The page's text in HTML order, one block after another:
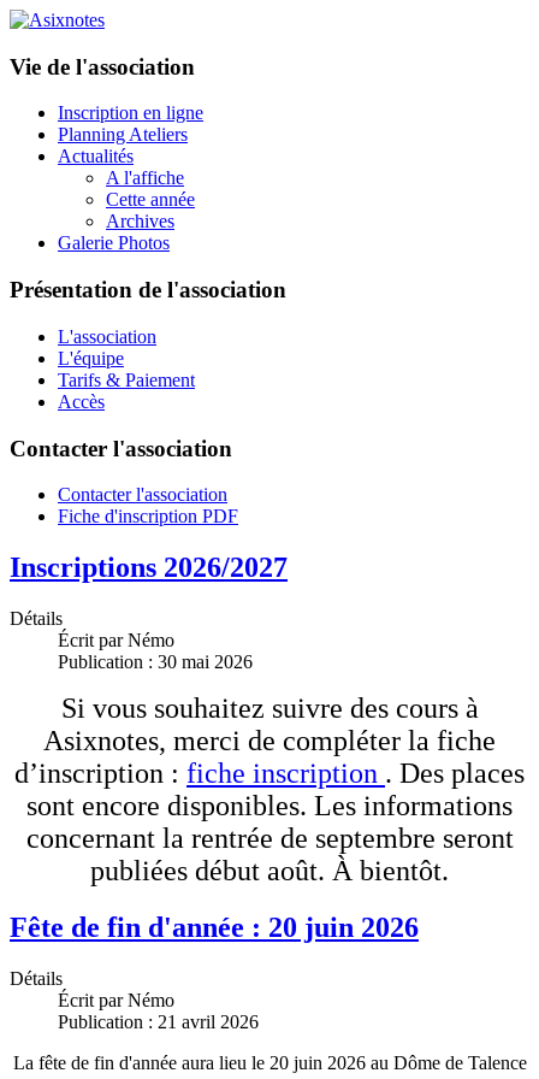
Vie de l'association
Inscription en ligne
Planning Ateliers
Actualités
A l'affiche
Cette année
Archives
Galerie Photos
Présentation de l'association
L'association
L'équipe
Tarifs & Paiement
Accès
Contacter l'association
Contacter l'association
Fiche d'inscription PDF
Inscriptions 2026/2027
Détails
Écrit parNémo
Publication : 30 mai 2026
Si vous souhaitez suivre des cours à
Asixnotes, merci de compléter la fiche
d’inscription : fiche inscription . Des places
sont encore disponibles. Les informations
concernant la rentrée de septembre seront
publiées début août. À bientôt.
Fête de fin d'année : 20 juin 2026
Détails
Écrit parNémo
Publication : 21 avril 2026
La fête de fin d'année aura lieu le 20 juin 2026 au Dôme de Talence